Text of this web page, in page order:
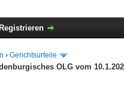
Registrieren
›Gerichtsurteile
OLG vom